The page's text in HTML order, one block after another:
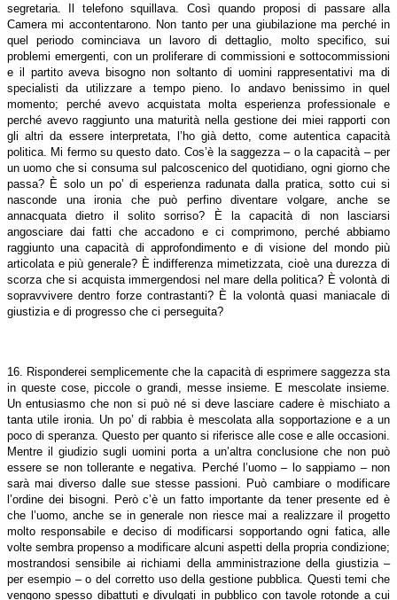
segretaria. Il telefono squillava. Così quando proposi di passare alla
Camera mi accontentarono. Non tanto per una giubilazione ma perché in
quel periodo cominciava un lavoro di dettaglio, molto specifico, sui
problemi emergenti, con un proliferare di commissioni e sottocommissioni
e il partito aveva bisogno non soltanto di uomini rappresentativi ma di
specialisti da utilizzare a tempo pieno. Io andavo benissimo in quel
momento; perché avevo acquistata molta esperienza professionale e
perché avevo raggiunto una maturità nella gestione dei miei rapporti con
gli altri da essere interpretata, l’ho già detto, come autentica capacità
politica. Mi fermo su questo dato. Cos’è la saggezza – o la capacità – per
un uomo che si consuma sul palcoscenico del quotidiano, ogni giorno che
passa? È solo un po’ di esperienza radunata dalla pratica, sotto cui si
nasconde una ironia che può perfino diventare volgare, anche se
annacquata dietro il solito sorriso? È la capacità di non lasciarsi
angosciare dai fatti che accadono e ci comprimono, perché abbiamo
raggiunto una capacità di approfondimento e di visione del mondo più
articolata e più generale? È indifferenza mimetizzata, cioè una durezza di
scorza che si acquista immergendosi nel mare della politica? È volontà di
sopravvivere dentro forze contrastanti? È la volontà quasi maniacale di
giustizia e di progresso che ci perseguita?
16. Risponderei semplicemente che la capacità di esprimere saggezza sta
in queste cose, piccole o grandi, messe insieme. E mescolate insieme.
Un entusiasmo che non si può né si deve lasciare cadere è mischiato a
tanta utile ironia. Un po’ di rabbia è mescolata alla sopportazione e a un
poco di speranza. Questo per quanto si riferisce alle cose e alle occasioni.
Mentre il giudizio sugli uomini porta a un’altra conclusione che non può
essere se non tollerante e negativa. Perché l’uomo – lo sappiamo – non
sarà mai diverso dalle sue stesse passioni. Può cambiare o modificare
l’ordine dei bisogni. Però c’è un fatto importante da tener presente ed è
che l’uomo, anche se in generale non riesce mai a realizzare il progetto
molto responsabile e deciso di modificarsi sopportando ogni fatica, alle
volte sembra propenso a modificare alcuni aspetti della propria condizione;
mostrandosi sensibile ai richiami della amministrazione della giustizia –
per esempio – o del corretto uso della gestione pubblica. Questi temi che
vengono spesso dibattuti e divulgati in pubblico con tavole rotonde a cui